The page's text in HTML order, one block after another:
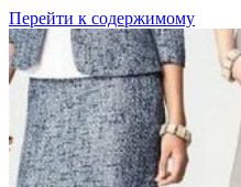
Перейти к содержимому